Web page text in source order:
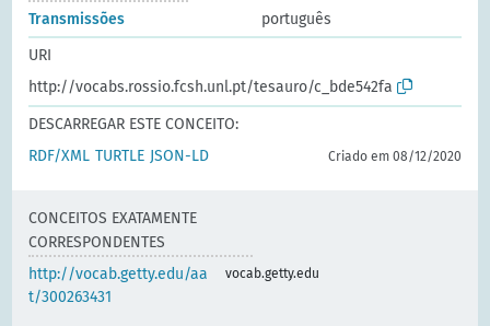
Transmissões
português
URI
http://vocabs.rossio.fcsh.unl.pt/tesauro/c_bde542fa
DESCARREGAR ESTE CONCEITO:
RDF/XML TURTLE JSON-LD Criado em 08/12/2020
CONCEITOS EXATAMENTE
CORRESPONDENTES
http://vocab.getty.edu/aa
t/300263431
vocab.getty.edu